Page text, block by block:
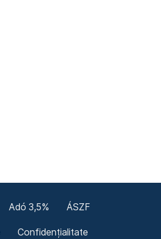
Adó 3,5% ÁSZF
Confidențialitate